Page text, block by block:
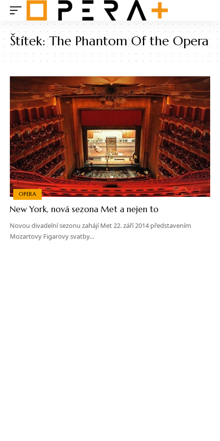
Štítek:The Phantom Of the Opera
OPERA
New York, nová sezona Met a nejen to
Novou divadelní sezonu zahájí Met 22. září 2014 představením
Mozartovy Figarovy svatby…